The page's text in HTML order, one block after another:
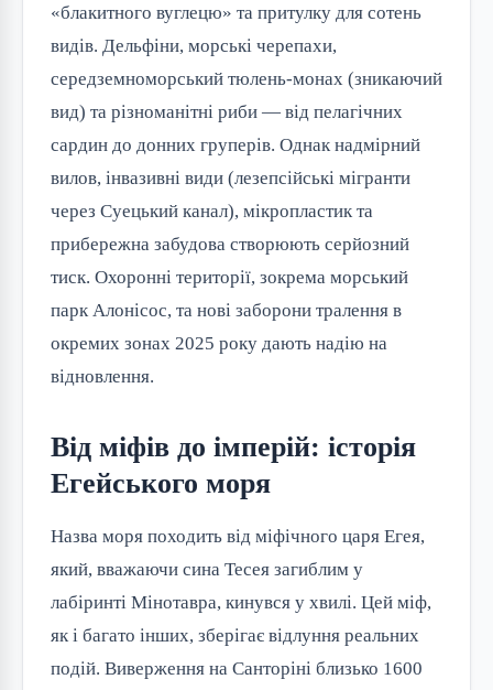
«блакитного вуглецю» та притулку для сотень
видів. Дельфіни, морські черепахи,
середземноморський тюлень-монах (зникаючий
вид) та різноманітні риби — від пелагічних
сардин до донних груперів. Однак надмірний
вилов, інвазивні види (лезепсійські мігранти
через Суецький канал), мікропластик та
прибережна забудова створюють серйозний
тиск. Охоронні території, зокрема морський
парк Алонісос, та нові заборони тралення в
окремих зонах 2025 року дають надію на
відновлення.
Від міфів до імперій: історія
Егейського моря
Назва моря походить від міфічного царя Егея,
який, вважаючи сина Тесея загиблим у
лабіринті Мінотавра, кинувся у хвилі. Цей міф,
як і багато інших, зберігає відлуння реальних
подій. Виверження на Санторіні близько 1600